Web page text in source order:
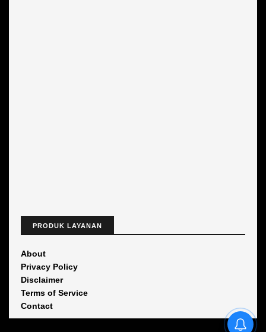
PRODUK LAYANAN
About
Privacy Policy
Disclaimer
Terms of Service
Contact